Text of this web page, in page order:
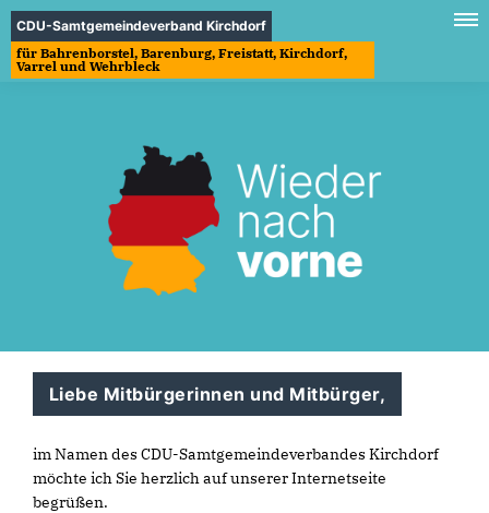
CDU-Samtgemeindeverband Kirchdorf
für Bahrenborstel, Barenburg, Freistatt, Kirchdorf,
Varrel und Wehrbleck
Liebe Mitbürgerinnen und Mitbürger,
im Namen des CDU-Samtgemeindeverbandes Kirchdorf
möchte ich Sie herzlich auf unserer Internetseite
begrüßen.